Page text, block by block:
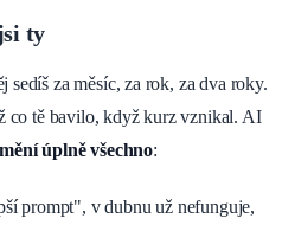
ty
za měsíc, za rok, za dva roky.
co tě bavilo, když kurz vznikal. AI
úplně všechno:
prompt", v dubnu už nefunguje,